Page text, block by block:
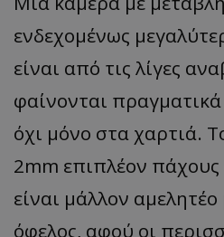
ενδεχομένως
είναι από τις λίγες
φαίνονται
όχι μόνο στα χαρτιά.
2mm επιπλέον
είναι μάλλον
όφελος, αφού οι